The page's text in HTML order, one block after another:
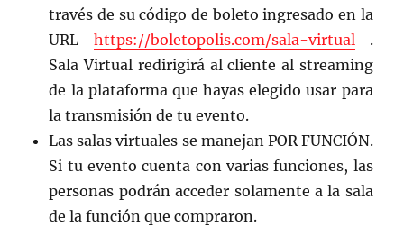
través de su código de boleto ingresado en la
URL https://boletopolis.com/sala-virtual .
Sala Virtual redirigirá al cliente al streaming
de la plataforma que hayas elegido usar para
la transmisión de tu evento.
Las salas virtuales se manejan POR FUNCIÓN.
Si tu evento cuenta con varias funciones, las
personas podrán acceder solamente a la sala
de la función que compraron.